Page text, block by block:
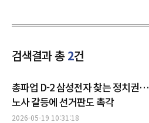
검색결과 총2건
총파업 D-2 삼성전자 찾는 정치권…
노사 갈등에 선거판도 촉각
2026-05-19 10:31:18